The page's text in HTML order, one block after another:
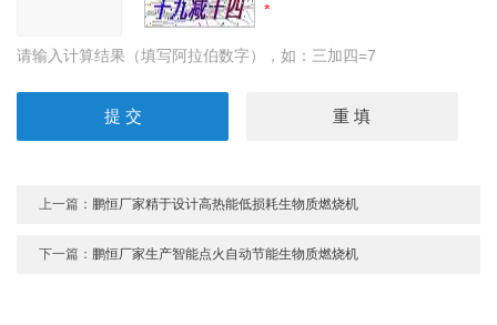
请输入计算结果（填写阿拉伯数字），如：三加四=7
上一篇： 鹏恒厂家精于设计高热能低损耗生物质燃烧机
下一篇： 鹏恒厂家生产智能点火自动节能生物质燃烧机